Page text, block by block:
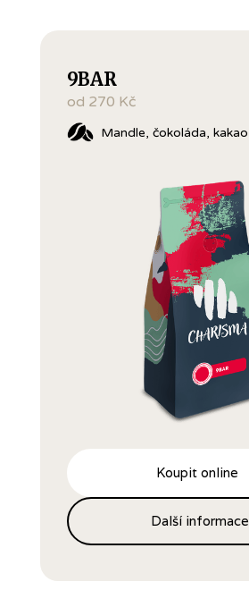
9BAR
od 270 Kč
Mandle, čokoláda, kakao
Koupit online
Další informace